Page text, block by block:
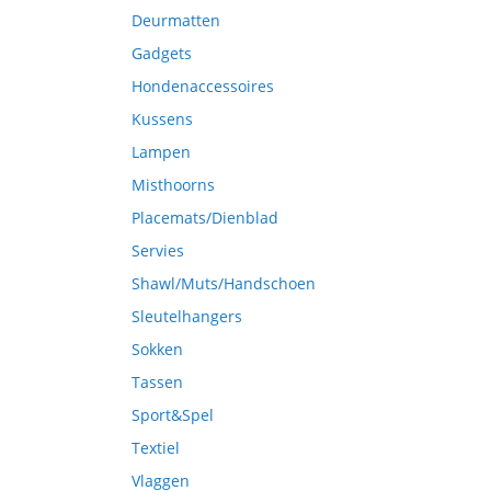
Deurmatten
Gadgets
Hondenaccessoires
Kussens
Lampen
Misthoorns
Placemats/Dienblad
Servies
Shawl/Muts/Handschoen
Sleutelhangers
Sokken
Tassen
Sport&Spel
Textiel
Vlaggen